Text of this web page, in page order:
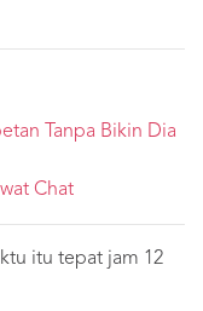
Tanpa Bikin Dia
Chat
itu tepat jam 12